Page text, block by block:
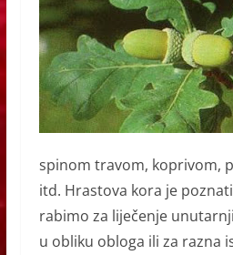
spinom travom, koprivom,
itd. Hrastova kora je
rabimo za liječenje
u obliku obloga ili za razna